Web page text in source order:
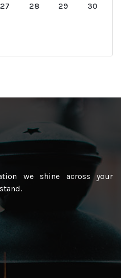
27 28 29 30
we shine across your